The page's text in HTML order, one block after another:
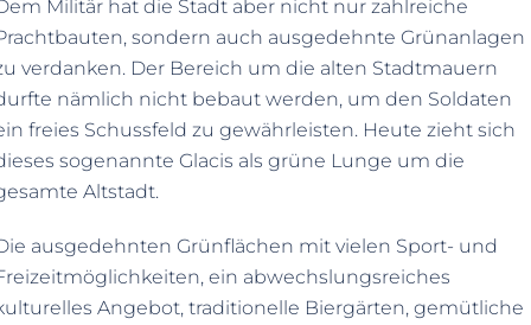
Militär hat die Stadt aber nicht nur zahlreiche
sondern auch ausgedehnte Grünanlagen
verdanken. Der Bereich um die alten Stadtmauern
nämlich nicht bebaut werden, um den Soldaten
freies Schussfeld zu gewährleisten. Heute zieht sich
sogenannte Glacis als grüne Lunge um die
Altstadt.
ausgedehnten Grünflächen mit vielen Sport- und
ein abwechslungsreiches
Angebot, traditionelle Biergärten, gemütliche